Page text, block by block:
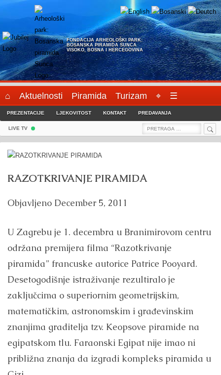
FONDACIJA ARHEOLOŠKI PARK:
BOSANSKA PIRAMIDA SUNCA
VISOKO, BOSNA I HERCEGOVINA
⌂ Aktuelnosti Piramida Turizam ⌖ ☰
PREZENTACIJE LJEKOVITOST KONTAKT PREDAVANJA
LIVE TV
Search
RAZOTKRIVANJE PIRAMIDA
Objavljeno December 5, 2011
U Zagrebu je 1. decembra u Branimirovom centru
održana premijera filma “Razotkrivanje
piramida” francuske autorice Patrice Pooyard.
Desetogodišnje istraživanje rezultiralo je
zaključcima o superiornim geometrijskim,
matematičkim, astronomskim i građevinskim
znanjima graditelja tzv. Keopsove piramide na
egipatskom tlu. Faraonski Egipat nije imao ni
približna znanja da izgradi kompleks piramida u